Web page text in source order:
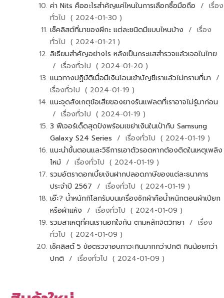
ค่า Nits คืออะไรสำคัญแค่ไหนในการเลือกซื้อมือถือ / เรื่อง
ทั่วไป ( 2024-01-30 )
เช็คลิสต์ที่มาของผีกะ แต่ละชนิดมีแบบไหนบ้าง / เรื่อง
ทั่วไป ( 2024-01-21 )
ลิเธียมสำคัญอย่างไร หลังเป็นกระแสสำรวจแล้วเจอในไทย
/ เรื่องทั่วไป ( 2024-01-20 )
แนวทางปฏิบัติเมื่อมีเงินโอนเข้าบัญชีเราแล้วไม่ทราบที่มา /
เรื่องทั่วไป ( 2024-01-19 )
แนะจุดสังเกตุข้อเสียของยางรันแฟลตที่เราอาจไม่รู้มาก่อน
/ เรื่องทั่วไป ( 2024-01-19 )
3 ฟีเจอร์เด็ดสุดปังพร้อมเขย่าเงินในเป๋ากับ Samsung
Galaxy S24 Series / เรื่องทั่วไป ( 2024-01-19 )
แนะนำขั้นตอนและวิธีการเอาตัวรอดหากต้องติดในเหตุเพลิง
ไหม้ / เรื่องทั่วไป ( 2024-01-19 )
รวมอัตราดอกเบี้ยเงินฝากปลอดภาษีของแต่ละธนาคาร
ประจำปี 2567 / เรื่องทั่วไป ( 2024-01-19 )
เอ๊ะ? น้ำหนักกิโลกรัมบนเครื่องซักผ้าคือน้ำหนักตอนผ้าเปียก
หรือผ้าแห้ง / เรื่องทั่วไป ( 2024-01-09 )
รวมสาเหตุที่คนเรานอกใจกัน ตามหลักจิตวิทยา / เรื่อง
ทั่วไป ( 2024-01-09 )
เช็คลิสต์ 5 ข้อตรวจาอบภาวะกินมากกว่าปกติ กินน้อยกว่า
ปกติ / เรื่องทั่วไป ( 2024-01-09 )